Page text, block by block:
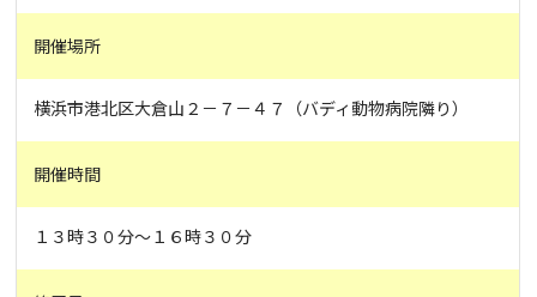
開催場所
横浜市港北区大倉山２－７－４７（バディ動物病院隣り）
開催時間
１３時３０分～１６時３０分